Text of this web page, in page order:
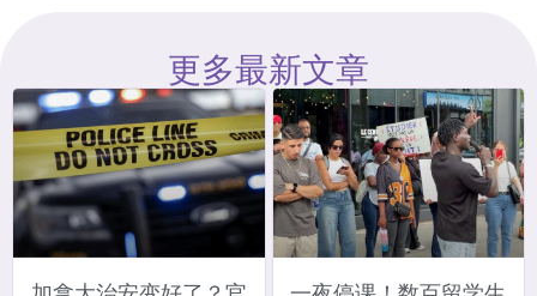
更多最新文章